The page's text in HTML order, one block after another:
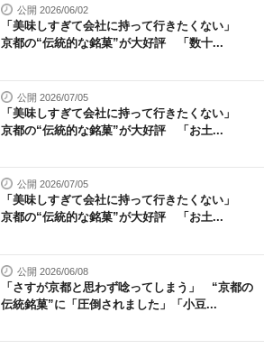
公開 2026/06/02
「美味しすぎて会社に持って行きたくない」
京都の“伝統的な銘菓”が大好評 「数十...
公開 2026/07/05
「美味しすぎて会社に持って行きたくない」
京都の“伝統的な銘菓”が大好評 「お土...
公開 2026/07/05
「美味しすぎて会社に持って行きたくない」
京都の“伝統的な銘菓”が大好評 「お土...
公開 2026/06/08
「さすが京都と思わず唸ってしまう」 “京都の
伝統銘菓”に「圧倒されました」「小豆...